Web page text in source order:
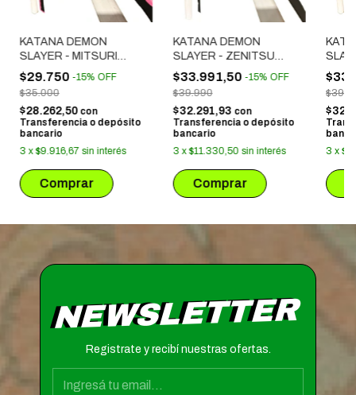
KATANA DEMON
SLAYER - MITSURI
(MADERA 80CM)
$29.750 -15% OFF
$35.000
$28.262,50 con
Transferencia o depósito
bancario
3 x$9.916,67 sin interés
KATANA DEMON
SLAYER - ZENITSU
(MADERA 100CM)
$33.991,50 -15% OFF
$39.990
$32.291,93 con
Transferencia o depósito
bancario
3 x$11.330,50 sin interés
3 x
NEWSLETTER
Registrate y recibí nuestras ofertas.